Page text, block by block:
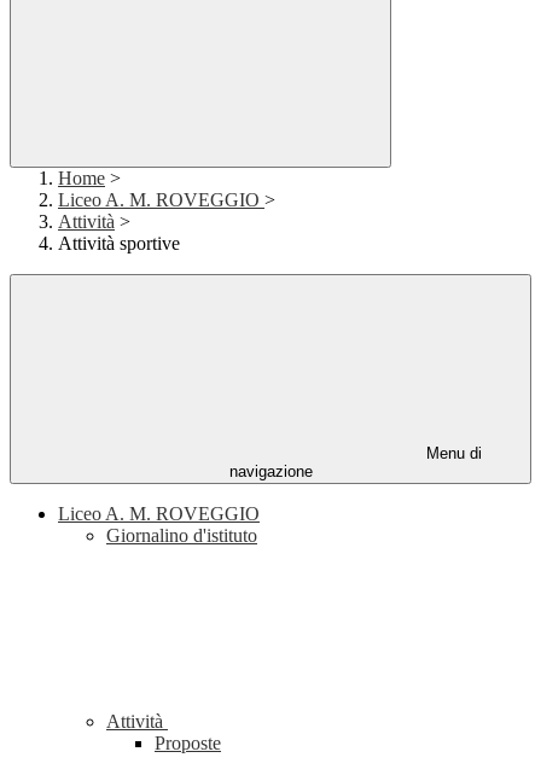
Home >
Liceo A. M. ROVEGGIO >
Attività >
Attività sportive
Menu di
navigazione
Liceo A. M. ROVEGGIO
Giornalino d'istituto
Attività
Proposte